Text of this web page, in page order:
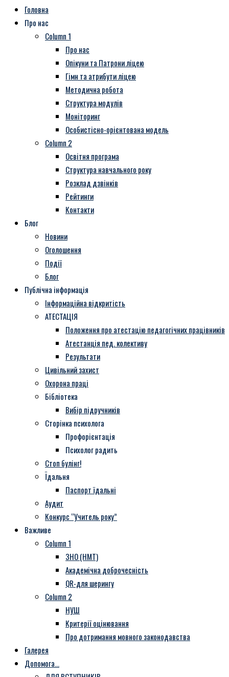
Головна
Про нас
Column 1
Про нас
Опікуни та Патрони ліцею
Гімн та атрибути ліцею
Методична робота
Структура модулів
Моніторинг
Особистісно-орієнтована модель
Column 2
Освітня програма
Структура навчального року
Розклад дзвінків
Рейтинги
Контакти
Блог
Новини
Оголошення
Події
Блог
Публічна інформація
Інформаційна відкритість
АТЕСТАЦІЯ
Положення про атестацію педагогічних працівників
Атестанція пед. колективу
Результати
Цивільний захист
Охорона праці
Бібліотека
Вибір підручників
Сторінка психолога
Профорієнтація
Психолог радить
Стоп булінг!
Їдальня
Паспорт їдальні
Аудит
Конкурс “Учитель року”
Важливе
Column 1
ЗНО (НМТ)
Академічна доброчесність
QR-для шерингу
Column 2
НУШ
Критерії оцінювання
Про дотримання мовного законодавства
Галерея
Допомога…